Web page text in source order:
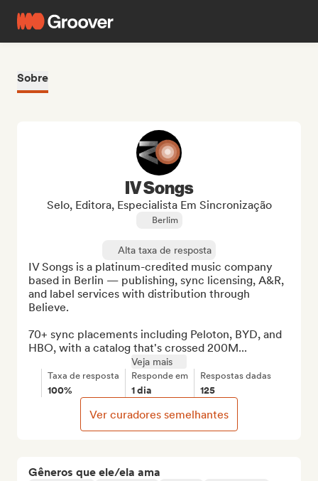
Sobre
Gêneros que ele/ela ama
IV Songs
Selo, Editora, Especialista Em Sincronização
Berlim
Alta taxa de resposta
IV Songs is a platinum-credited music company
based in Berlin — publishing, sync licensing, A&R,
and label services with distribution through
Believe.
70+ sync placements including Peloton, BYD, and
HBO, with a catalog that's crossed 200M...
Veja mais
Taxa de resposta
100%
Responde em
1 dia
Respostas dadas
125
Ver curadores semelhantes